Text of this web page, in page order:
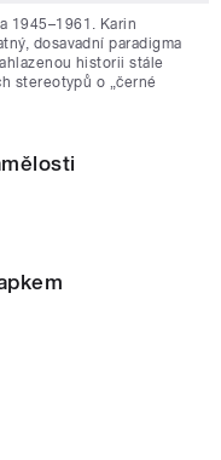
1945–1961. Karin
dosavadní paradigma
historii stále
stereotypů o „černé